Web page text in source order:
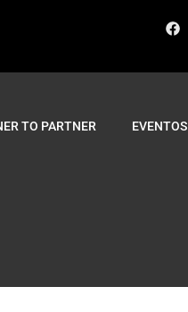
TO PARTNER EVENTOS